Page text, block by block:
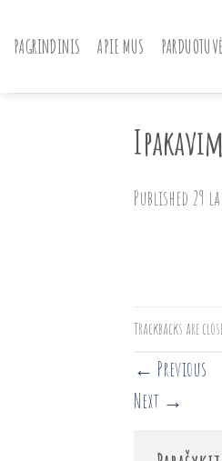
PAGRINDINIS APIE MUS PARDUOTUVĖ
Published 29
Trackbacks are
← Previous
Next →